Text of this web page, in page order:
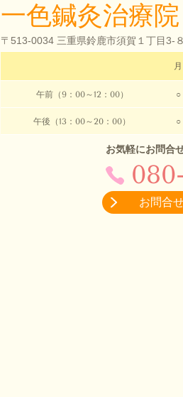
一色鍼灸治療院
〒513-0034 三重県鈴鹿市須賀１丁目3-
月
午前（9：00～12：00） ○
午後（13：00～20：00） ○
お気軽にお問合
お問合